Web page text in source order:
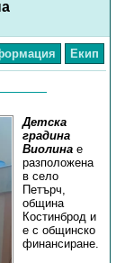
Екип
Детска
градина
Виолинае
разположена
в село
Петърч,
община
Костинброд и
е с общинско
финансиране.